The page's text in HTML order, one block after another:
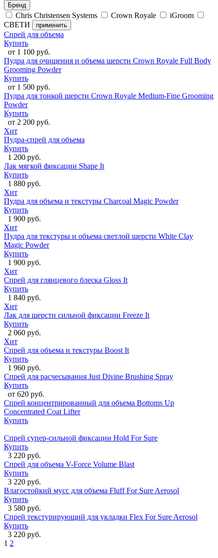
Бренд
Chris Christensen Systems Crown Royale
iGroom
СВЕТИ
применить
Спрей для объема
Купить
от 1 100 руб.
Пудра для очищения и объема шерсти Crown Royale Full Body
Grooming Powder
Купить
от 1 500 руб.
Пудра для тонкой шерсти Crown Royale Medium-Fine Grooming
Powder
Купить
от 2 200 руб.
Хит
Пудра-спрей для объема
Купить
1 200 руб.
Лак мягкой фиксации Shape It
Купить
1 880 руб.
Хит
Пудра для объема и текстуры Charcoal Magic Powder
Купить
1 900 руб.
Хит
Пудра для текстуры и объема светлой шерсти White Clay
Magic Powder
Купить
1 900 руб.
Хит
Спрей для глянцевого блеска Gloss It
Купить
1 840 руб.
Хит
Лак для шерсти сильной фиксации Freeze It
Купить
2 060 руб.
Хит
Спрей для объема и текстуры Boost It
Купить
1 960 руб.
Спрей для расчесывания Just Divine Brushing Spray
Купить
от 620 руб.
Спрей концентрированный для объема Bottoms Up
Concentrated Coat Lifter
Купить
Спрей супер-сильной фиксации Hold For Sure
Купить
3 220 руб.
Спрей для объема V-Force Volume Blast
Купить
3 220 руб.
Влагостойкий мусс для объема Fluff For Sure Aerosol
Купить
3 580 руб.
Спрей текстурирующий для укладки Flex For Sure Aerosol
Купить
3 220 руб.
1 2